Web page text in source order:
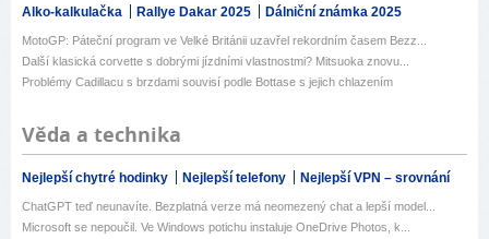
Alko-kalkulačka Rallye Dakar 2025 Dálniční známka 2025
MotoGP: Páteční program ve Velké Británii uzavřel rekordním časem Bezz...
Další klasická corvette s dobrými jízdními vlastnostmi? Mitsuoka znovu...
Problémy Cadillacu s brzdami souvisí podle Bottase s jejich chlazením
Věda a technika
Nejlepší chytré hodinky Nejlepší telefony Nejlepší VPN – srovnání
ChatGPT teď neunavíte. Bezplatná verze má neomezený chat a lepší model...
Microsoft se nepoučil. Ve Windows potichu instaluje OneDrive Photos, k...